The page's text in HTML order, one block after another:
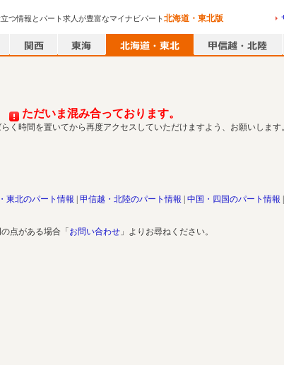
つ情報とパート求人が豊富なマイナビパート北海道・東北版
ただいま混み合っております。
く時間を置いてから再度アクセスしていただけますよう、お願いします。
東北のパート情報 甲信越・北陸のパート情報 中国・四国のパート情報
点がある場合「 お問い合わせ 」よりお尋ねください。